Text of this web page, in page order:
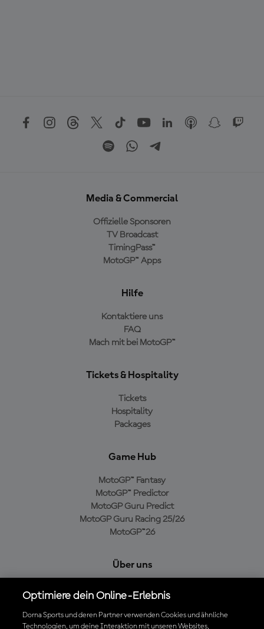
Media & Commercial
Offizielle Sponsoren
TV Broadcast
TimingPass™
MotoGP™ Apps
Hilfe
Kontaktiere uns
FAQ
Mach mit bei MotoGP™
Tickets & Hospitality
Tickets
Hospitality
Packages
Game Hub
MotoGP™ Fantasy
MotoGP™ Predictor
MotoGP Guru Predict
MotoGP Guru Racing 25/26
MotoGP™26
Über uns
Cookie-Richtlinien
Geschäftsbedingungen
Optimiere dein Online-Erlebnis
Dorna Sports und deren Partner verwenden Cookies und ähnliche
Technologien, um deine Interaktion mit unseren Websites,